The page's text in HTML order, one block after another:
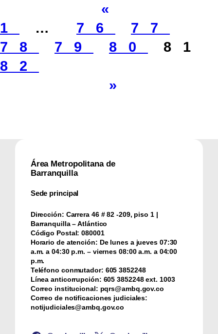
«
1
… 76
77
78
79 80
81
82
»
Área Metropolitana de
Barranquilla
Sede principal
Dirección: Carrera 46 # 82 -209, piso 1 |
Barranquilla – Atlántico
Código Postal: 080001
Horario de atención: De lunes a jueves 07:30
a.m. a 04:30 p.m. – viernes 08:00 a.m. a 04:00
p.m.
Teléfono conmutador: ‪605 3852248
Línea anticorrupción: ‪605 3852248 ext. 1003
Correo institucional: pqrs@ambq.gov.co
Correo de notificaciones judiciales:
notijudiciales@ambq.gov.co